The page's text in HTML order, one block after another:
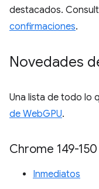
destacados.
confirmaciones.
Novedades
Una lista de todo lo
de WebGPU.
Chrome 149-150
Inmediatos